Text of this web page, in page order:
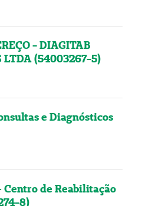
- DIAGITAB
LTDA (54003267-5)
e Diagnósticos
Centro de Reabilitação
8)